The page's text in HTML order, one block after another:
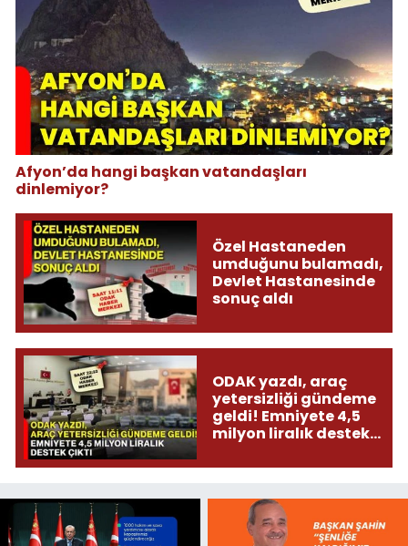
Afyon’da hangi başkan vatandaşları
dinlemiyor?
Özel Hastaneden
umduğunu bulamadı,
Devlet Hastanesinde
sonuç aldı
ODAK yazdı, araç
yetersizliği gündeme
geldi! Emniyete 4,5
milyon liralık destek